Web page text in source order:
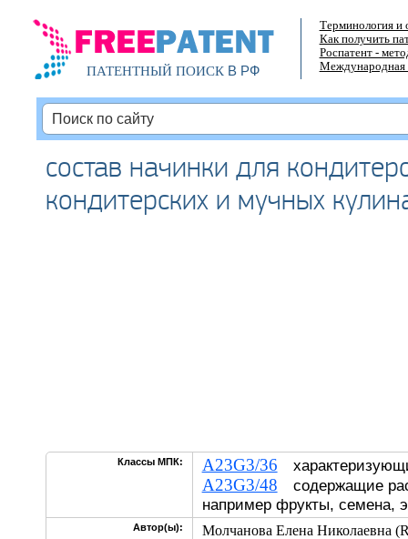
ПАТЕНТНЫЙ ПОИСКВ РФ
Терминология и
Как получить
Роспатент -
Международная
состав начинки для
кондитерских и мучных
Классы МПК: A23G3/36
A23G3/48 содержащие
например фрукты, семена,
Автор(ы):
Молчанова Елена Николаевна